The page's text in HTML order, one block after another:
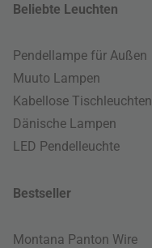
Beliebte Leuchten
Pendellampe für Außen
Muuto Lampen
Kabellose Tischleuchten
Dänische Lampen
LED Pendelleuchte
Bestseller
Montana Panton Wire